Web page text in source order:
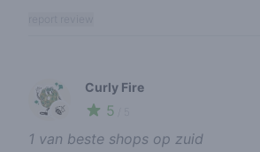
🍃
Curly Fire
5
1 van beste shops op zuid